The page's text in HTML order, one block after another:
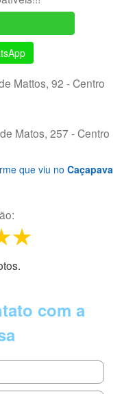
Mattos, 92 - Centro
Matos, 257 - Centro
que viu no Caçapava
4 stars
stars
s.
com a